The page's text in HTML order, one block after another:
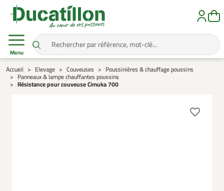
Menu
Accueil Elevage Couveuses
Poussinières & chauffage poussins
Panneaux & lampe chauffantes poussins
Résistance pour couveuse Cimuka 700
favorite_border